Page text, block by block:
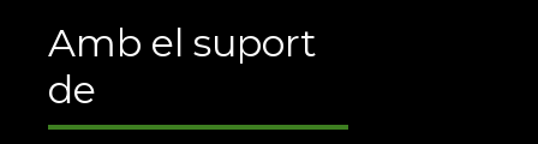
Amb el suport
de